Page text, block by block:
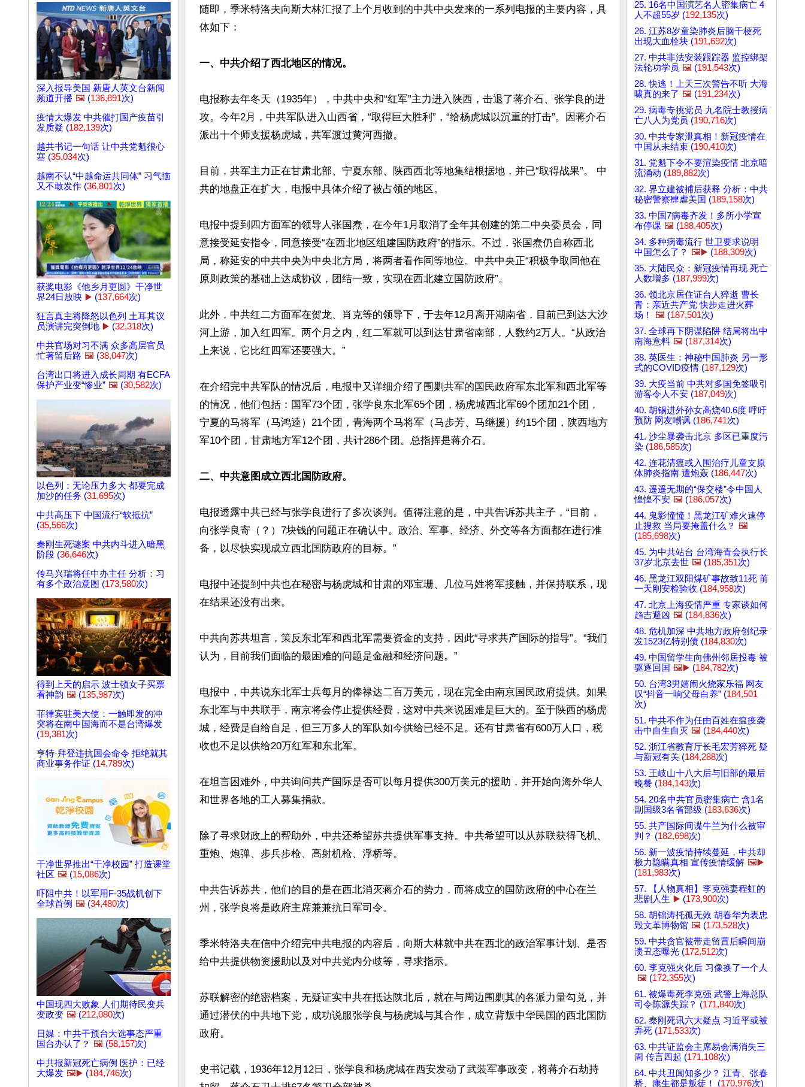
深入报导美国 新唐人英文台新闻
频道开播 🖼️ (136,891次)
疫情大爆发 中共催打国产疫苗引
发质疑 (182,139次)
越共书记一句话 让中共党魁很心
塞 (35,034次)
越南不认“中越命运共同体” 习气恼
又不敢发作 (36,801次)
获奖电影《他乡月更圆》干净世
界24日放映 ▶️ (137,664次)
狂言真主将降怒以色列 土耳其议
员演讲完突倒地 ▶️ (32,318次)
中共官场对习不满 众多高层官员
忙著留后路 🖼️ (38,047次)
台湾出口将进入成长周期 有ECFA
保护产业变“惨业” 🖼️ (30,582次)
以色列：无论压力多大 都要完成
加沙的任务 (31,695次)
中共高压下 中国流行“软抵抗”
(35,566次)
秦刚生死谜案 中共内斗进入暗黑
阶段 (36,646次)
传马兴瑞将任中办主任 分析：习
有多个政治意图 (173,580次)
得到上天的启示 波士顿女子买票
看神韵 🖼️ (135,987次)
菲律宾驻美大使：一触即发的冲
突将在南中国海而不是台湾爆发
(19,381次)
亨特·拜登违抗国会命令 拒绝就其
商业事务作证 (14,789次)
干净世界推出“干净校园” 打造课堂
社区 🖼️ (15,086次)
吓阻中共！以军用F-35战机创下
全球首例 🖼️ (34,480次)
中国现四大败象 人们期待民变兵
变政变 🖼️ (212,080次)
日媒：中共干预台大选事态严重
国台办认了？ 🖼️ (58,157次)
中共报新冠死亡病例 医护：已经
大爆发 🖼️▶️ (184,746次)
随即，季米特洛夫向斯大林汇报了上个月收到的中共中央发来的一系列电报的主要内容，具
体如下：
一、中共介绍了西北地区的情况。
电报称去年冬天（1935年），中共中央和“红军”主力进入陕西，击退了蒋介石、张学良的进
攻。今年2月，中共军队进入山西省，“取得巨大胜利”，“给杨虎城以沉重的打击”。因蒋介石
派出十个师支援杨虎城，共军渡过黄河西撤。
目前，共军主力正在甘肃北部、宁夏东部、陕西西北等地集结根据地，并已“取得战果”。 中
共的地盘正在扩大，电报中具体介绍了被占领的地区。
电报中提到四方面军的领导人张国焘，在今年1月取消了全年其创建的第二中央委员会，同
意接受延安指令，同意接受“在西北地区组建国防政府”的指示。不过，张国焘仍自称西北
局，称延安的中共中央为中央北方局，将两者看作同等地位。中共中央正“积极争取同他在
原则政策的基础上达成协议，团结一致，实现在西北建立国防政府”。
此外，中共红二方面军在贺龙、肖克等的领导下，于去年12月离开湖南省，目前已到达大沙
河上游，加入红四军。两个月之内，红二军就可以到达甘肃省南部，人数约2万人。“从政治
上来说，它比红四军还要强大。”
在介绍完中共军队的情况后，电报中又详细介绍了围剿共军的国民政府军东北军和西北军等
的情况，他们包括：国军73个团，张学良东北军65个团，杨虎城西北军69个团加21个团，
宁夏的马将军（马鸿逵）21个团，青海两个马将军（马步芳、马继援）约15个团，陕西地方
军10个团，甘肃地方军12个团，共计286个团。总指挥是蒋介石。
二、中共意图成立西北国防政府。
电报透露中共已经与张学良进行了多次谈判。值得注意的是，中共告诉苏共主子，“目前，
向张学良寄（？）7块钱的问题正在确认中。政治、军事、经济、外交等各方面都在进行准
备，以尽快实现成立西北国防政府的目标。”
电报中还提到中共也在秘密与杨虎城和甘肃的邓宝珊、几位马姓将军接触，并保持联系，现
在结果还没有出来。
中共向苏共坦言，策反东北军和西北军需要资金的支持，因此“寻求共产国际的指导”。“我们
认为，目前我们面临的最困难的问题是金融和经济问题。”
电报中，中共说东北军士兵每月的俸禄达二百万美元，现在完全由南京国民政府提供。如果
东北军与中共联手，南京将会停止提供经费，这对中共来说困难是巨大的。至于陕西的杨虎
城，经费是自给自足，但三万多人的军队如今供给已经不足。还有甘肃省有600万人口，税
收也不足以供给20万红军和东北军。
在坦言困难外，中共询问共产国际是否可以每月提供300万美元的援助，并开始向海外华人
和世界各地的工人募集捐款。
除了寻求财政上的帮助外，中共还希望苏共提供军事支持。中共希望可以从苏联获得飞机、
重炮、炮弹、步兵步枪、高射机枪、浮桥等。
中共告诉苏共，他们的目的是在西北消灭蒋介石的势力，而将成立的国防政府的中心在兰
州，张学良将是政府主席兼兼抗日军司令。
季米特洛夫在信中介绍完中共电报的内容后，向斯大林就中共在西北的政治军事计划、是否
给中共提供物资援助以及对中共党内分歧等，寻求指示。
苏联解密的绝密档案，无疑证实中共在抵达陕北后，就在与周边围剿其的各派力量勾兑，并
通过潜伏的中共地下党，成功说服张学良与杨虎城与其合作，成立背叛中华民国的西北国防
政府。
史书记载，1936年12月12日，张学良和杨虎城在西安发动了武装军事政变，将蒋介石劫持
25. 16名中国演艺名人密集病亡 4
人不超55岁 (192,135次)
26. 江苏8岁童染肺炎后脑干梗死
出现大血栓块 (191,692次)
27. 中共非法安装跟踪器 监控绑架
法轮功学员 🖼️ (191,543次)
28. 快逃！上天三次警告不听 大海
啸真的来了 🖼️ (191,234次)
29. 病毒专挑党员 九名院士教授病
亡八人为党员 (190,716次)
30. 中共专家泄真相！新冠疫情在
中国从未结束 (190,410次)
31. 党魁下令不要渲染疫情 北京暗
流涌动 (189,882次)
32. 界立建被捕后获释 分析：中共
秘密警察肆虐美国 (189,158次)
33. 中国7病毒齐发！多所小学宣
布停课 🖼️ (188,405次)
34. 多种病毒流行 世卫要求说明
中国怎么了？ 🖼️▶️ (188,309次)
35. 大陆民众：新冠疫情再现 死亡
人数增多 (187,999次)
36. 领北京居住证台人猝逝 曹长
青：亲近共产党 快步走进火葬
场！
🖼️ (187,501次)
37. 全球再下阴谋陷阱 结局将出中
南海意料 🖼️ (187,314次)
38. 英医生：神秘中国肺炎 另一形
式的COVID疫情 (187,129次)
39. 大疫当前 中共对多国免签吸引
游客令人不安 (187,049次)
40. 胡锡进外孙女高烧40.6度 呼吁
预防 网友嘲讽 (186,741次)
41. 沙尘暴袭击北京 多区已重度污
染 (186,585次)
42. 连花清瘟或入围治疗儿童支原
体肺炎指南 遭炮轰 (186,447次)
43. 遥遥无期的“保交楼”令中国人
惶惶不安 🖼️ (186,057次)
44. 鬼影憧憧！黑龙江矿难火速停
止搜救 当局要掩盖什么？ 🖼️
(185,698次)
45. 为中共站台 台湾海青会执行长
37岁北京去世 🖼️ (185,351次)
46. 黑龙江双阳煤矿事故致11死 前
一天刚安检验收 (184,958次)
47. 北京上海疫情严重 专家谈如何
趋吉避凶 🖼️ (184,836次)
48. 危机加深 中共地方政府创纪录
发1523亿特别债 (184,830次)
49. 中国留学生向佛州邻居投毒 被
驱逐回国 🖼️▶️ (184,782次)
50. 台湾3男嬉闹火烧家乐福 网友
叹“抖音一响父母白养” (184,501
次)
51. 中共不作为任由百姓在瘟疫袭
击中自生自灭 🖼️ (184,440次)
52. 浙江省教育厅长毛宏芳猝死 疑
与新冠有关 (184,288次)
53. 王岐山十八大后与旧部的最后
晚餐 (184,143次)
54. 20名中共官员密集病亡 含1名
副国级3名省部级 (183,636次)
55. 共产国际间谍牛兰为什么被审
判？ (182,698次)
56. 新一波疫情持续蔓延，中共却
极力隐瞒真相 宣传疫情缓解 🖼️▶️
(181,983次)
57. 【人物真相】李克强妻程虹的
悲剧人生 ▶️ (173,900次)
58. 胡锦涛托孤无效 胡春华为表忠
毁文革博物馆 🖼️ (173,528次)
59. 中共贪官被带走留置后瞬间崩
溃丑态曝光 (172,512次)
60. 李克强火化后 习像换了一个人
🖼️ (172,355次)
61. 被爆毒死李克强 武警上海总队
司令陈源失踪？ (171,840次)
62. 秦刚死讯六大疑点 习近平或被
弄死 (171,533次)
63. 中共证监会主席易会满消失三
周 传言四起 (171,108次)
64. 中共丑闻知多少？ 江青、张春
桥、康生都是叛徒！ (170,976次)